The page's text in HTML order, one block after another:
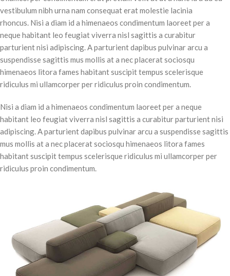
vestibulum nibh urna nam consequat erat molestie lacinia
rhoncus. Nisi a diam id a himenaeos condimentum laoreet per a
neque habitant leo feugiat viverra nisl sagittis a curabitur
parturient nisi adipiscing. A parturient dapibus pulvinar arcu a
suspendisse sagittis mus mollis at a nec placerat sociosqu
himenaeos litora fames habitant suscipit tempus scelerisque
ridiculus mi ullamcorper per ridiculus proin condimentum.
Nisi a diam id a himenaeos condimentum laoreet per a neque
habitant leo feugiat viverra nisl sagittis a curabitur parturient nisi
adipiscing. A parturient dapibus pulvinar arcu a suspendisse sagittis
mus mollis at a nec placerat sociosqu himenaeos litora fames
habitant suscipit tempus scelerisque ridiculus mi ullamcorper per
ridiculus proin condimentum.